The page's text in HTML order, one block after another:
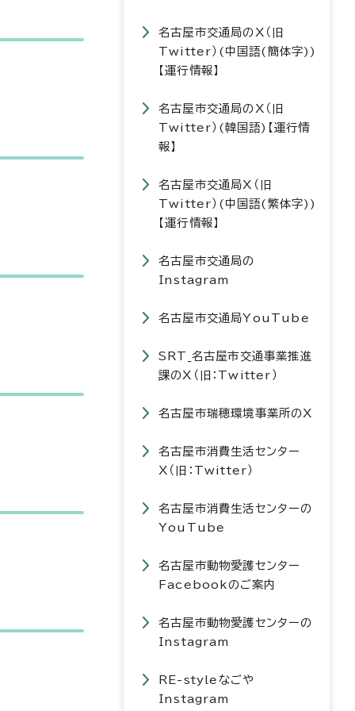
名古屋市交通局のX（旧
Twitter）(中国語(簡体字))
【運行情報】
名古屋市交通局のX（旧
Twitter）(韓国語)【運行情
報】
名古屋市交通局X（旧
Twitter）(中国語(繁体字))
【運行情報】
名古屋市交通局の
Instagram
名古屋市交通局YouTube
SRT_名古屋市交通事業推進
課のX（旧：Twitter）
名古屋市瑞穂環境事業所のX
名古屋市消費生活センター
X（旧：Twitter）
名古屋市消費生活センターの
YouTube
名古屋市動物愛護センター
Facebookのご案内
名古屋市動物愛護センターの
Instagram
RE-styleなごや
Instagram